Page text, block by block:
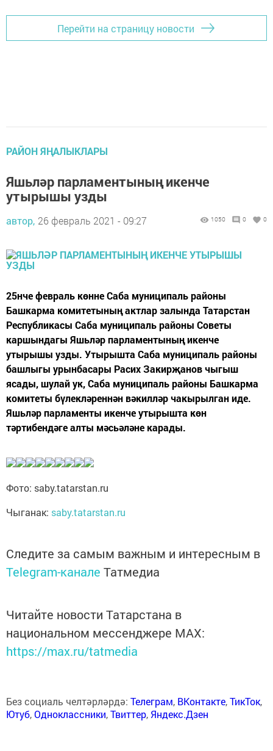
Перейти на страницу новости
РАЙОН ЯҢАЛЫКЛАРЫ
Яшьләр парламентының икенче
утырышы узды
автор, 26 февраль 2021 - 09:27 1050 0 0
25нче февраль көнне Саба муниципаль районы
Башкарма комитетының актлар залында Татарстан
Республикасы Саба муниципаль районы Советы
каршындагы Яшьләр парламентының икенче
утырышы узды. Утырышта Саба муниципаль районы
башлыгы урынбасары Расих Закирҗанов чыгыш
ясады, шулай ук, Саба муниципаль районы Башкарма
комитеты бүлекләреннән вәкилләр чакырылган иде.
Яшьләр парламенты икенче утырышта көн
тәртибендәге алты мәсьәләне карады.
Фото: saby.tatarstan.ru
Чыганак: saby.tatarstan.ru
Следите за самым важным и интересным в
Telegram-канале Татмедиа
Читайте новости Татарстана в
национальном мессенджере MАХ:
https://max.ru/tatmedia
Без социаль челтәрләрдә: Телеграм, ВКонтакте,ТикТок,
Ютуб,Одноклассники,Твиттер, Яндекс.Дзен